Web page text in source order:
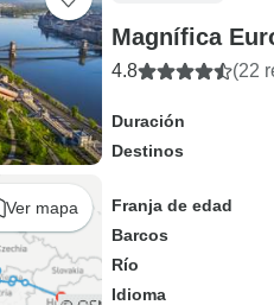
Ver mapa
Magnífica
4.8 (22
Duración
Destinos
Franja de edad
Barcos
Río
Idioma